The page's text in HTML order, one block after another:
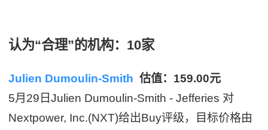
认为“合理”的机构：10家
Julien Dumoulin-Smith 估值：159.00元
5月29日Julien Dumoulin-Smith - Jefferies 对
Nextpower, Inc.(NXT)给出Buy评级，目标价格由